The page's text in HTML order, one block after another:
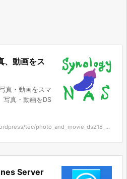
動画をス
真・動画をスマ
写真・動画をDS
tec/photo_and_movie_ds218_...
Server